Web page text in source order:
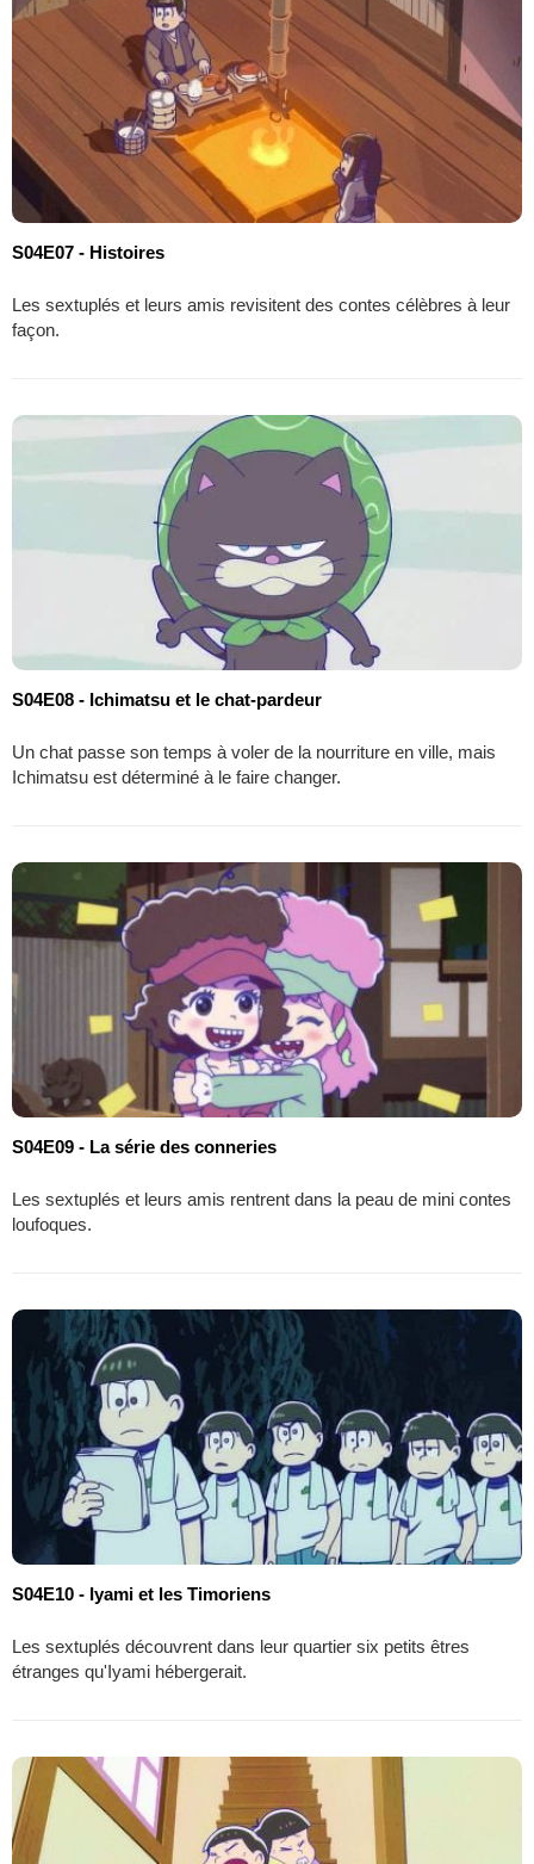
S04E07 - Histoires
Les sextuplés et leurs amis revisitent des contes célèbres à leur
façon.
S04E08 - Ichimatsu et le chat-pardeur
Un chat passe son temps à voler de la nourriture en ville, mais
Ichimatsu est déterminé à le faire changer.
S04E09 - La série des conneries
Les sextuplés et leurs amis rentrent dans la peau de mini contes
loufoques.
S04E10 - Iyami et les Timoriens
Les sextuplés découvrent dans leur quartier six petits êtres
étranges qu'Iyami hébergerait.